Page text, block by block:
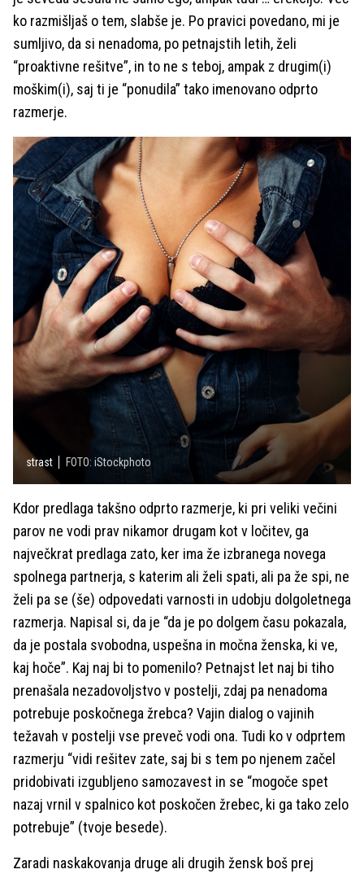
ko razmišljaš o tem, slabše je. Po pravici povedano, mi je
sumljivo, da si nenadoma, po petnajstih letih, želi
“proaktivne rešitve”, in to ne s teboj, ampak z drugim(i)
moškim(i), saj ti je “ponudila” tako imenovano odprto
razmerje.
strast FOTO: iStockphoto
Kdor predlaga takšno odprto razmerje, ki pri veliki večini
parov ne vodi prav nikamor drugam kot v ločitev, ga
največkrat predlaga zato, ker ima že izbranega novega
spolnega partnerja, s katerim ali želi spati, ali pa že spi, ne
želi pa se (še) odpovedati varnosti in udobju dolgoletnega
razmerja. Napisal si, da je “da je po dolgem času pokazala,
da je postala svobodna, uspešna in močna ženska, ki ve,
kaj hoče”. Kaj naj bi to pomenilo? Petnajst let naj bi tiho
prenašala nezadovoljstvo v postelji, zdaj pa nenadoma
potrebuje poskočnega žrebca? Vajin dialog o vajinih
težavah v postelji vse preveč vodi ona. Tudi ko v odprtem
razmerju “vidi rešitev zate, saj bi s tem po njenem začel
pridobivati izgubljeno samozavest in se “mogoče spet
nazaj vrnil v spalnico kot poskočen žrebec, ki ga tako zelo
potrebuje” (tvoje besede).
Zaradi naskakovanja druge ali drugih žensk boš prej